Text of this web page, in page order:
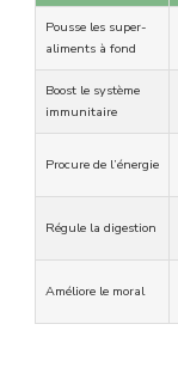
Pousse les super-
aliments à fond
Boost le système
immunitaire
Procure de l’énergie
Régule la digestion
Améliore le moral